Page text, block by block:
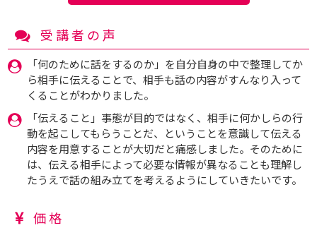
受講者の声
「何のために話をするのか」を自分自身の中で整理してか
ら相手に伝えることで、相手も話の内容がすんなり入って
くることがわかりました。
「伝えること」事態が目的ではなく、相手に何かしらの行
動を起こしてもらうことだ、ということを意識して伝える
内容を用意することが大切だと痛感しました。そのために
は、伝える相手によって必要な情報が異なることも理解し
たうえで話の組み立てを考えるようにしていきたいです。
価格